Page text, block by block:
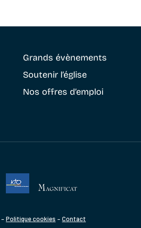
Grands évènements
Soutenir l’église
Nos offres d’emploi
– Politique cookies – Contact